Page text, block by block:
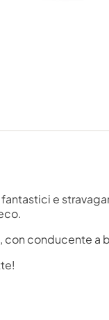
fantastici e
, con conducente a